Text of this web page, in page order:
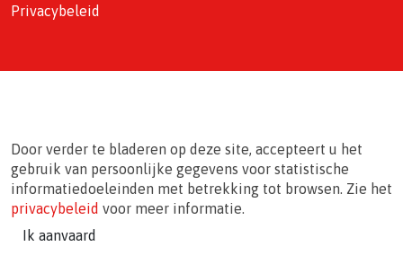
Privacybeleid
Door verder te bladeren op deze site, accepteert u het
gebruik van persoonlijke gegevens voor statistische
informatiedoeleinden met betrekking tot browsen. Zie het
privacybeleid voor meer informatie.
Ik aanvaard